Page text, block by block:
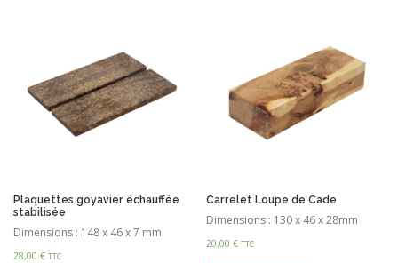
Plaquettes goyavier échauffée
stabilisée
Dimensions : 148 x 46 x 7 mm
28,00 € TTC
Carrelet Loupe de Cade
Dimensions : 130 x 46 x 28mm
20,00€ TTC